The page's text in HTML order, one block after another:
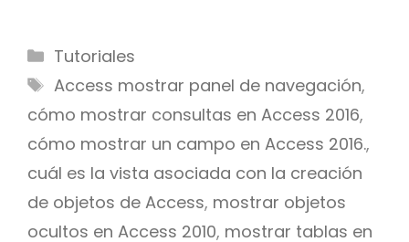
Categories
Tutoriales
Tags
Access mostrar panel de navegación,
cómo mostrar consultas en Access 2016,
cómo mostrar un campo en Access 2016.,
cuál es la vista asociada con la creación
de objetos de Access, mostrar objetos
ocultos en Access 2010, mostrar tablas en